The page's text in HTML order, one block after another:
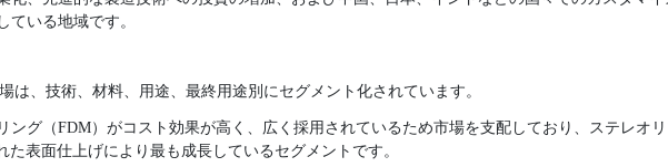
ている地域です。
は、技術、材料、用途、最終用途別にセグメント化されています。
ング（FDM）がコスト効果が高く、広く採用されているため市場を支配しており、ステレオ
た表面仕上げにより最も成長しているセグメントです。